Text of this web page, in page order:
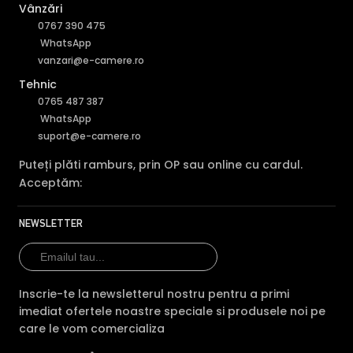
Alte functii
Camera de supraveghere Hikvision CAMERA DS-
2CD1041G0-I(2.8MM);311324996
* Imaginile, stocul si specificatiile tehnice pentru produsul HikVision DS-
2CD1041G0-I(2.8MM)-RMA au caracter informativ si pot contine erori sau
accesorii care nu sunt incluse in pachetul standard al produsului.
Acestea pot fi schimbate fara instiintare prealabila si nu constituie
obligativitate contractuala. Va stam oricand la dispozitie pentru
eventuale clarificari.
Compara cu produse asemanatoare
Tabel comparativ generat automat pe baza categoriei si
features.
Comparatie HikVision DS-2CD1041G0-I(2.8MM)-
HikVision DS-
2CD1041G0-
Vânzări
0767 390 475
WhatsApp
vanzari@e-camere.ro
Tehnic
0765 487 387
WhatsApp
suport@e-camere.ro
Puteți plăti ramburs, prin OP sau online cu cardul.
Acceptăm:
NEWSLETTER
Inscrie-te la newsletterul nostru pentru a primi
imediat ofertele noastre speciale si produsele noi pe
care le vom comercializa